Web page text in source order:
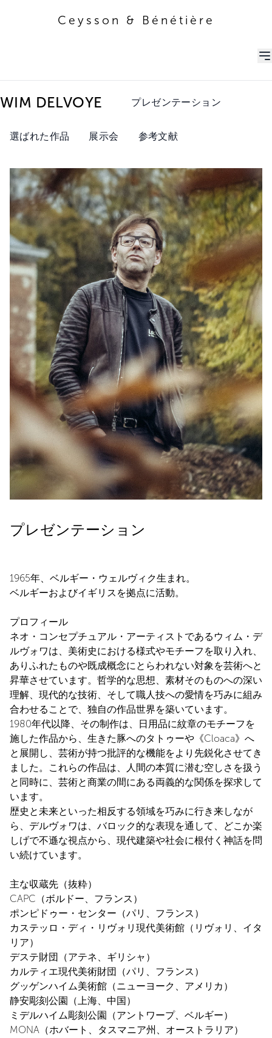
Ceysson & Bénétière
WIM DELVOYE プレゼンテーション
選ばれた作品 展示会 参考文献
プレゼンテーション
1965年、ベルギー・ウェルヴィク生まれ。
ベルギーおよびイギリスを拠点に活動。
プロフィール
ネオ・コンセプチュアル・アーティストであるウィム・デ
ルヴォワは、美術史における様式やモチーフを取り入れ、
ありふれたものや既成概念にとらわれない対象を芸術へと
昇華させています。哲学的な思想、素材そのものへの深い
理解、現代的な技術、そして職人技への愛情を巧みに組み
合わせることで、独自の作品世界を築いています。
1980年代以降、その制作は、日用品に紋章のモチーフを
施した作品から、生きた豚へのタトゥーや《Cloaca》へ
と展開し、芸術が持つ批評的な機能をより先鋭化させてき
ました。これらの作品は、人間の本質に潜む空しさを扱う
と同時に、芸術と商業の間にある両義的な関係を探求して
います。
歴史と未来といった相反する領域を巧みに行き来しなが
ら、デルヴォワは、バロック的な表現を通して、どこか楽
しげで不遜な視点から、現代建築や社会に根付く神話を問
い続けています。
主な収蔵先（抜粋）
CAPC（ボルドー、フランス）
ポンピドゥー・センター（パリ、フランス）
カステッロ・ディ・リヴォリ現代美術館（リヴォリ、イタ
リア）
デステ財団（アテネ、ギリシャ）
カルティエ現代美術財団（パリ、フランス）
グッゲンハイム美術館（ニューヨーク、アメリカ）
静安彫刻公園（上海、中国）
ミデルハイム彫刻公園（アントワープ、ベルギー）
MONA（ホバート、タスマニア州、オーストラリア）